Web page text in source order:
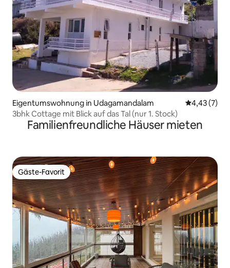
Eigentumswohnung in Udagamandalam
4,43 (7)
3bhk Cottage mit Blick auf das Tal (nur 1. Stock)
Familienfreundliche Häuser mieten
Gäste-Favorit
Gäste-Favorit